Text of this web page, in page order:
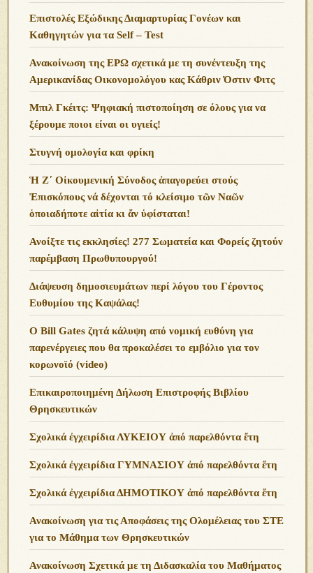
Επιστολές Εξώδικης Διαμαρτυρίας Γονέων και
Καθηγητών για τα Self – Test
Ανακοίνωση της ΕΡΩ σχετικά με τη συνέντευξη της
Αμερικανίδας Οικονομολόγου κας Κάθριν Όστιν Φιτς
Μπιλ Γκέιτς: Ψηφιακή πιστοποίηση σε όλους για να
ξέρουμε ποιοι είναι οι υγιείς!
Στυγνή ομολογία και φρίκη
Ἡ Ζ΄ Οἰκουμενική Σύνοδος ἀπαγορεύει στούς
Ἐπισκόπους νά δέχονται τό κλείσιμο τῶν Ναῶν
ὁποιαδήποτε αἰτία κι ἄν ὑφίσταται!
Ανoίξτε τις εκκλησίες! 277 Σωματεία και Φορείς ζητούν
παρέμβαση Πρωθυπουργού!
Διάψευση δημοσιευμάτων περί λόγου του Γέροντος
Ευθυμίου της Καψάλας!
O Bill Gates ζητά κάλυψη από νομική ευθύνη για
παρενέργειες που θα προκαλέσει το εμβόλιο για τον
κορωνοϊό (video)
Επικαιροποιημένη Δήλωση Επιστροφής Βιβλίου
Θρησκευτικών
Σχολικά ἐγχειρίδια ΛΥΚΕΙΟΥ ἀπό παρελθόντα ἔτη
Σχολικά ἐγχειρίδια ΓΥΜΝΑΣΙΟΥ ἀπό παρελθόντα ἔτη
Σχολικά ἐγχειρίδια ΔΗΜΟΤΙΚΟΥ ἀπό παρελθόντα ἔτη
Ανακοίνωση για τις Αποφάσεις της Ολομέλειας του ΣΤΕ
για το Μάθημα των Θρησκευτικών
Ανακοίνωση Σχετικά με τη Διδασκαλία του Μαθήματος